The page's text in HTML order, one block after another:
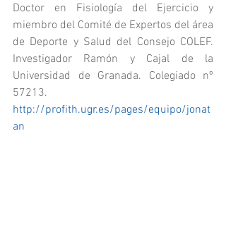
Doctor en Fisiología del Ejercicio y
miembro del Comité de Expertos del área
de Deporte y Salud del Consejo COLEF.
Investigador Ramón y Cajal de la
Universidad de Granada. Colegiado nº
http://profith.ugr.es/pages/equipo/jonat
an